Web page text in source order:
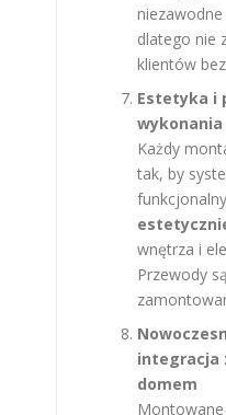
dlatego nie
klientów
Estetyka i
wykonania
Każdy
tak, by
wnętrza i
Przewody
integracja
domem